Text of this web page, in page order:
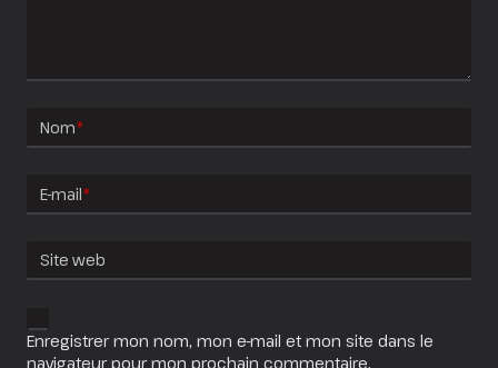
Nom*
E-mail*
Site web
Enregistrer mon nom, mon e-mail et mon site dans le
navigateur pour mon prochain commentaire.